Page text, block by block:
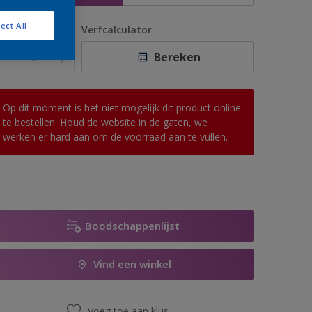
Verfcalculator
Bereken
Op dit moment is het niet mogelijk dit product online
te bestellen. Houd de website in de gaten, we
werken er hard aan om de voorraad aan te vullen.
Boodschappenlijst
Vind een winkel
All